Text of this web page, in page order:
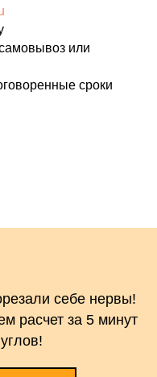
или
сроки
себе нервы!
расчет за 5 минут